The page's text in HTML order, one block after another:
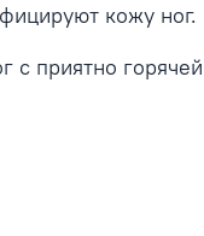
кожу ног.
приятно